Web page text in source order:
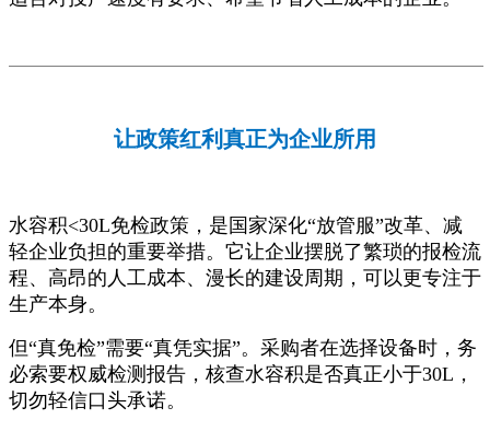
让政策红利真正为企业所用
水容积<30L免检政策，是国家深化“放管服”改革、减
轻企业负担的重要举措。它让企业摆脱了繁琐的报检流
程、高昂的人工成本、漫长的建设周期，可以更专注于
生产本身。
但“真免检”需要“真凭实据”。采购者在选择设备时，务
必索要权威检测报告，核查水容积是否真正小于30L，
切勿轻信口头承诺。